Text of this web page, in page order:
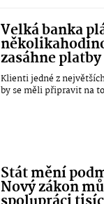
Velká banka
zasáhne
Klienti jedné z
by se měli připravit na
Stát mění
Nový zákon